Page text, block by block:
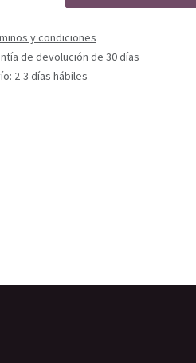
y condiciones
de devolución de 30 días
2-3 días hábiles